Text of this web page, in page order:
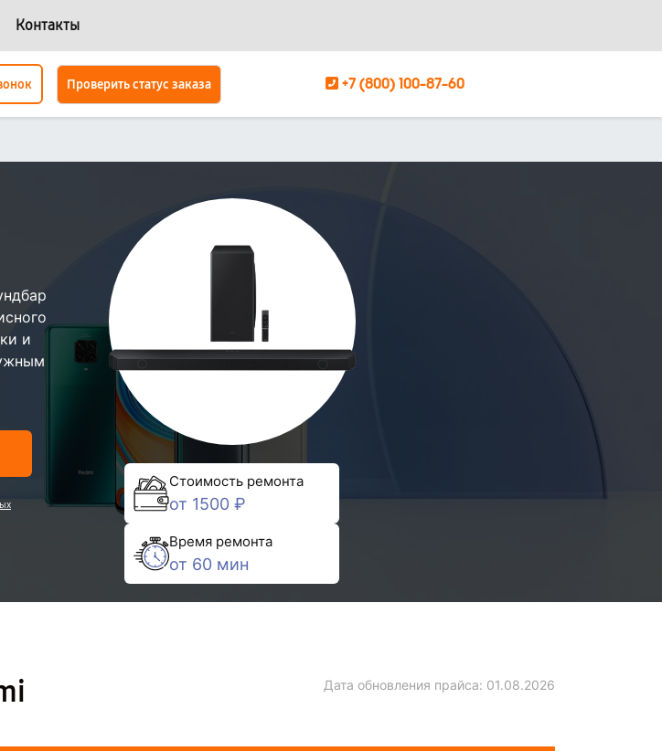
Контакты
Проверить статус заказа +7 (800) 100-87-60
и
Стоимость ремонта
от 1500 ₽
Время ремонта
от 60 мин
Дата обновления прайса: 01.08.2026